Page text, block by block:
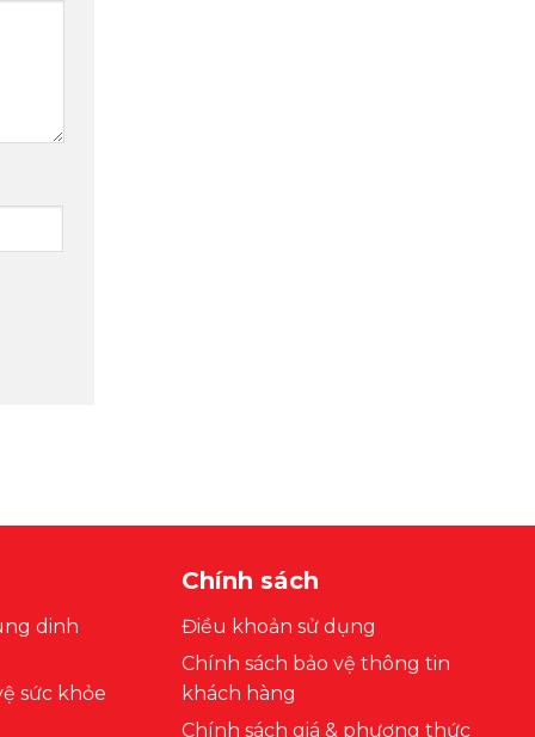
dinh
sức khỏe
Chính sách
Điều khoản sử dụng
Chính sách bảo vệ thông tin
khách hàng
Chính sách giá & phương thức